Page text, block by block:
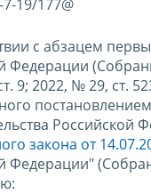
19/177@
с абзацем
Федерации
9; 2022, № 29, ст.
Российской
закона от
Федерации"